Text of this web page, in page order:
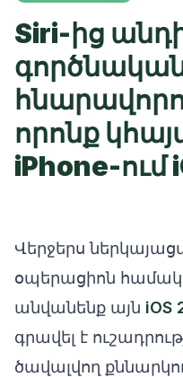
Siri-ից
որոնք
iPhone-ում
Վերջերս
օպերացիոն
անվանենք այն iOS
գրավել է
ծավալվող